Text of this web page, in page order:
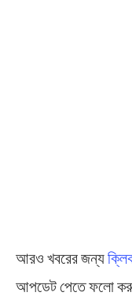
আরও খবরের জন্য
আপডেট পেতে ফলো